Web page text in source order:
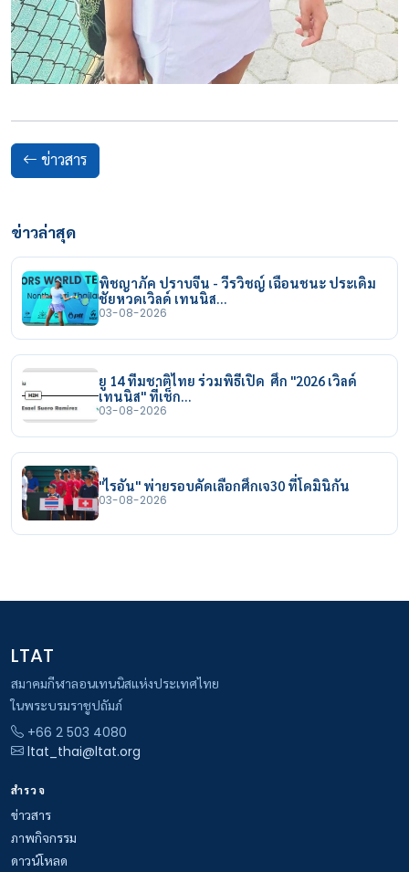
ข่าวสาร
ข่าวล่าสุด
พิชญาภัค ปราบจีน - วีรวิชญ์ เฉือนชนะ ประเดิม
ชัยหวดเวิลด์ เทนนิส…
03-08-2026
ยู 14 ทีมชาติไทย ร่วมพิธีเปิด ศึก "2026 เวิลด์
เทนนิส" ที่เช็ก…
03-08-2026
"ไรอัน" พ่ายรอบคัดเลือกศึกเจ30 ที่โดมินิกัน
03-08-2026
LTAT
สมาคมกีฬาลอนเทนนิสแห่งประเทศไทย
ในพระบรมราชูปถัมภ์
+66 2 503 4080
ltat_thai@ltat.org
สำรวจ
ข่าวสาร
ภาพกิจกรรม
ดาวน์โหลด